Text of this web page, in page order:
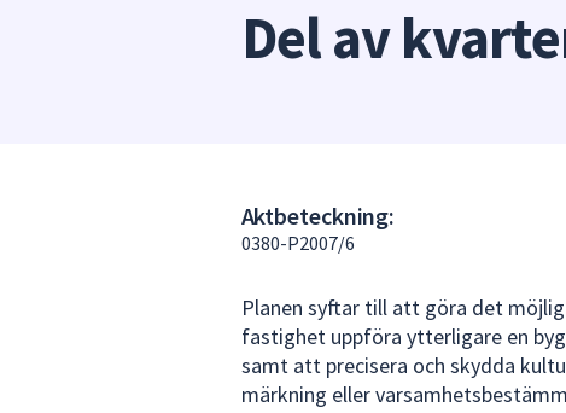
sökfältet
kommer
Använd
piltangenterna
att
navigera
mellan
sökförslagen
Del av
Aktbeteckning:
0380-P2007/6
Planen syftar till att göra det
fastighet uppföra ytterligare en
samt att precisera och skydda
märkning eller